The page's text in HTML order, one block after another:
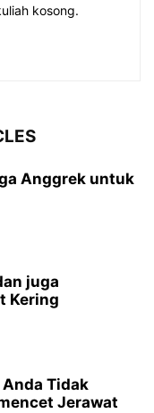
kosong.
Anggrek untuk
juga
Kering
Tidak
Jerawat